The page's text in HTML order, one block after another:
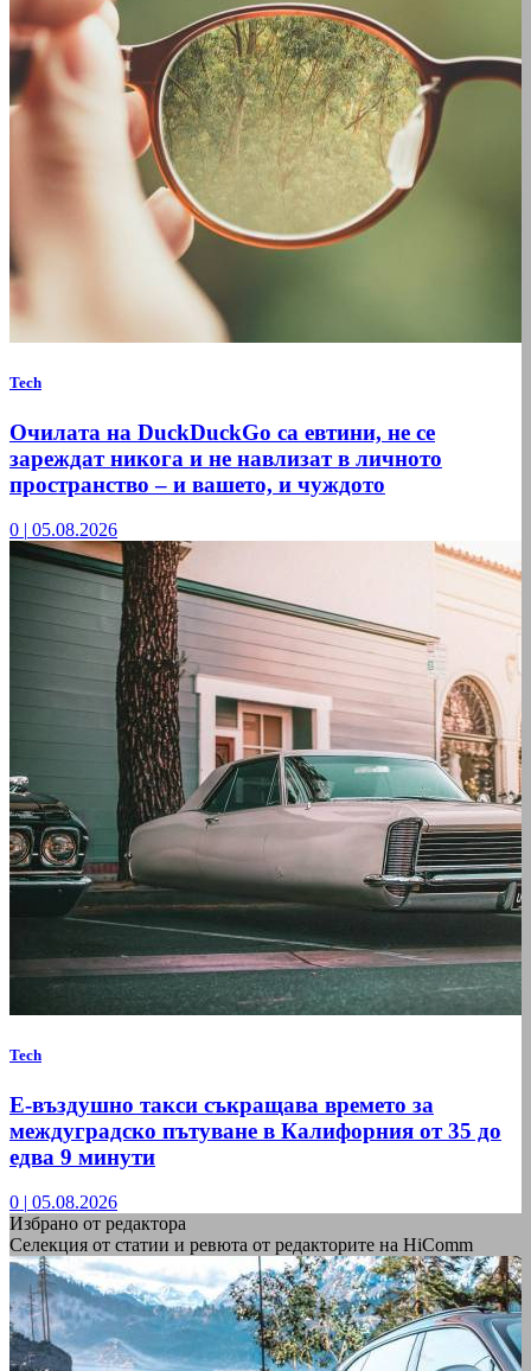
Tech
Очилата на DuckDuckGo са евтини, не се
зареждат никога и не навлизат в личното
пространство – и вашето, и чуждото
0 | 05.08.2026
Tech
Е-въздушно такси съкращава времето за
междуградско пътуване в Калифорния от 35 до
едва 9 минути
0 | 05.08.2026
Избрано от редактора
Селекция от статии и ревюта от редакторите на HiComm